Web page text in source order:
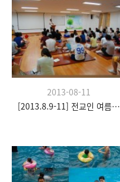
2013-08-11
[2013.8.9-11] 전교인 여름수련회- "이쉼 전쉼"